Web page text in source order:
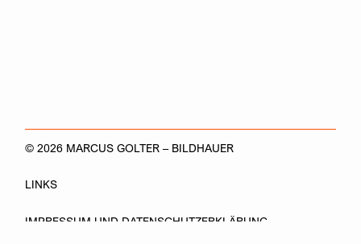
© 2026 MARCUS GOLTER – BILDHAUER
LINKS
IMPRESSUM UND DATENSCHUTZERKLÄRUNG